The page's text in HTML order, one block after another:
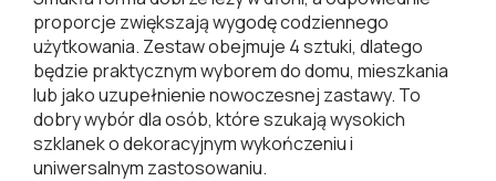
proporcje zwiększają wygodę codziennego
użytkowania. Zestaw obejmuje 4 sztuki, dlatego
będzie praktycznym wyborem do domu, mieszkania
lub jako uzupełnienie nowoczesnej zastawy. To
dobry wybór dla osób, które szukają wysokich
szklanek o dekoracyjnym wykończeniu i
uniwersalnym zastosowaniu.